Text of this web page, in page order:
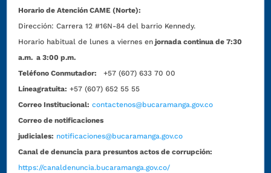
Horario de Atención CAME (Norte):
Dirección:Carrera 12 #16N-84 del barrio Kennedy.
Horario habitual de lunes a viernes en jornada continua de 7:30
a.m. a 3:00 p.m.
Teléfono Conmutador:
+57 (607) 633 70 00
Líneagratuita: +57 (607) 652 55 55
Correo Institucional: contactenos@bucaramanga.gov.co
Correo de notificaciones
judiciales: notificaciones@bucaramanga.gov.co
Canal de denuncia para presuntos actos de corrupción:
https://canaldenuncia.bucaramanga.gov.co/